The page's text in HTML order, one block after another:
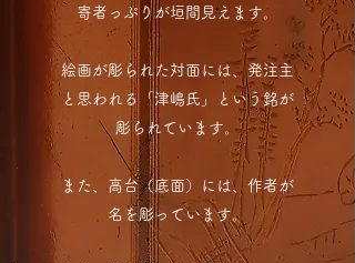
寄者っぷりが垣間見えます。
絵画が彫られた対面には、発注主
と思われる「津嶋氏」という銘が
彫られています。
また、高台（底面）には、作者が
名を彫っています。